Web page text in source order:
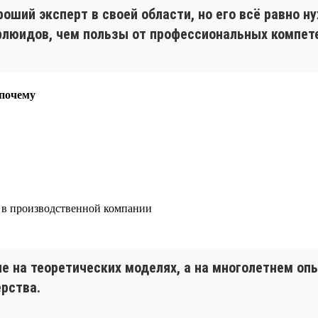
эксперт в своей области, но его всё равно
чем пользы от профессиональных
в производственной компании
на теоретических моделях, а на многолетнем